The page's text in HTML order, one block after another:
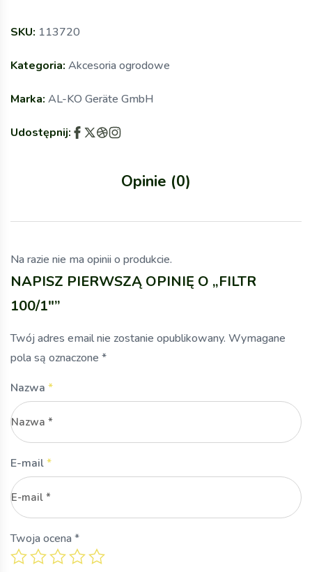
SKU: 113720
Kategoria: Akcesoria ogrodowe
Marka: AL-KO Geräte GmbH
Udostępnij:
Opinie (0)
Na razie nie ma opinii o produkcie.
NAPISZ PIERWSZĄ OPINIĘ O „FILTR
100/1″”
Twój adres email nie zostanie opublikowany. Wymagane
pola są oznaczone *
Nazwa *
E-mail*
Twoja ocena *